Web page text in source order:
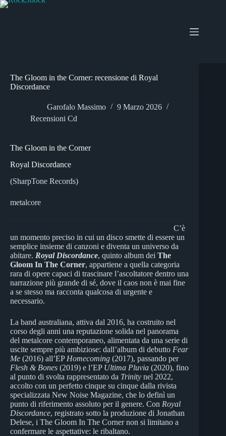
Salta
The Gloom in the Corner: recensione di Royal
Discordance
Garofalo Massimo
9 Marzo 2026
Recensioni Cd
The Gloom in the Corner
Royal Discordance
(SharpTone Records)
metalcore
C’è
un momento preciso in cui un disco smette di essere un
semplice insieme di canzoni e diventa un universo da
abitare. Royal Discordance, quinto album dei The
Gloom In The Corner, appartiene a quella categoria
rara di opere capaci di trascinare l’ascoltatore dentro una
narrazione più grande di sé, dove il caos non è mai fine
a se stesso ma racconta qualcosa di urgente e
necessario.
La band australiana, attiva dal 2016, ha costruito nel
corso degli anni una reputazione solida nel panorama
del metalcore contemporaneo, alimentata da una serie di
uscite sempre più ambiziose: dall’album di debutto Fear
Me (2016) all’EP Homecoming (2017), passando per
Flesh & Bones (2019) e l’EP Ultima Pluvia (2020), fino
al punto di svolta rappresentato da Trinity nel 2022,
accolto con un perfetto cinque su cinque dalla rivista
specializzata New Noise Magazine, che lo definì un
punto di riferimento assoluto per il genere. Con Royal
Discordance, registrato sotto la produzione di Jonathan
Delese, i The Gloom In The Corner non si limitano a
confermare le aspettative: le ribaltano.